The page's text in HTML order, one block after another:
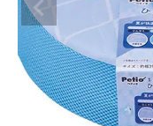
ACCOUNT MENU
ようこそ ゲスト 様
ログイン